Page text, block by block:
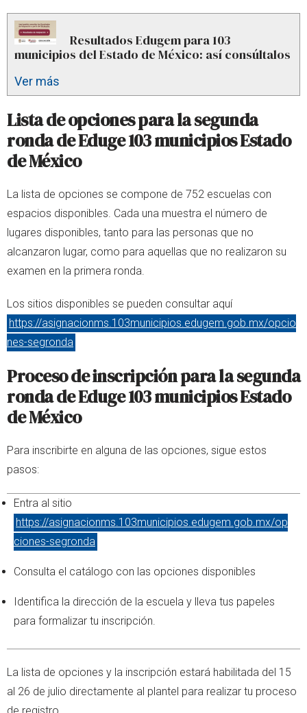
Resultados Edugem para 103
municipios del Estado de México: así consúltalos
Ver más
Lista de opciones para la segunda
ronda de Eduge 103 municipios Estado
de México
La lista de opciones se compone de 752 escuelas con
espacios disponibles. Cada una muestra el número de
lugares disponibles, tanto para las personas que no
alcanzaron lugar, como para aquellas que no realizaron su
examen en la primera ronda.
Los sitios disponibles se pueden consultar aquí
https://asignacionms.103municipios.edugem.gob.mx/opcio
nes-segronda
Proceso de inscripción para la segunda
ronda de Eduge 103 municipios Estado
de México
Para inscribirte en alguna de las opciones, sigue estos
pasos:
Entra al sitio
https://asignacionms.103municipios.edugem.gob.mx/op
ciones-segronda
Consulta el catálogo con las opciones disponibles
Identifica la dirección de la escuela y lleva tus papeles
para formalizar tu inscripción.
La lista de opciones y la inscripción estará habilitada del 15
al 26 de julio directamente al plantel para realizar tu proceso